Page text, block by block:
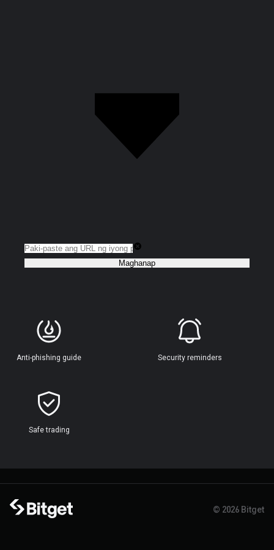
Maghanap
Anti-phishing guide Security reminders
Safe trading
© 2026 Bitget